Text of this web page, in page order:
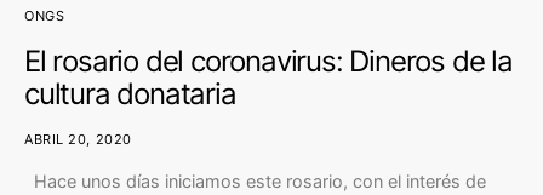
ONGS
El rosario del coronavirus: Dineros de la
cultura donataria
ABRIL 20, 2020
Hace unos días iniciamos este rosario, con el interés de